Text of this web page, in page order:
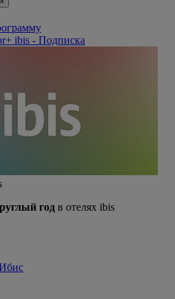
ibis - Подписка
год в отелях ibis